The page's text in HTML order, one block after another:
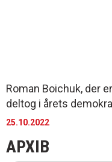
Roman Boichuk, der
deltog i årets
25.10.2022
АРХІВ